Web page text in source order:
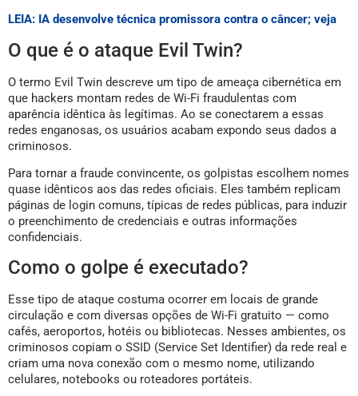
LEIA: IA desenvolve técnica promissora contra o câncer; veja
O que é o ataque Evil Twin?
O termo Evil Twin descreve um tipo de ameaça cibernética em
que hackers montam redes de Wi-Fi fraudulentas com
aparência idêntica às legítimas. Ao se conectarem a essas
redes enganosas, os usuários acabam expondo seus dados a
criminosos.
Para tornar a fraude convincente, os golpistas escolhem nomes
quase idênticos aos das redes oficiais. Eles também replicam
páginas de login comuns, típicas de redes públicas, para induzir
o preenchimento de credenciais e outras informações
confidenciais.
Como o golpe é executado?
Esse tipo de ataque costuma ocorrer em locais de grande
circulação e com diversas opções de Wi-Fi gratuito — como
cafés, aeroportos, hotéis ou bibliotecas. Nesses ambientes, os
criminosos copiam o SSID (Service Set Identifier) da rede real e
criam uma nova conexão com o mesmo nome, utilizando
celulares, notebooks ou roteadores portáteis.